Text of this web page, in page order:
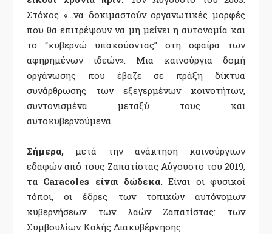
Στόχος «…να δοκιμαστούν οργανωτικές μορφές
που θα επιτρέψουν να μη μείνει η αυτονομία και
το “κυβερνώ υπακούοντας” στη σφαίρα των
αφηρημένων ιδεών». Μια καινούργια δομή
οργάνωσης που έβαζε σε πράξη δίκτυα
συνάρθρωσης των εξεγερμένων κοινοτήτων,
συντονισμένα μεταξύ τους και
αυτοκυβερνούμενα.
Σήμερα, μετά την ανάκτηση καινούργιων
εδαφών από τους Ζαπατίστας Αύγουστο του 2019,
τα Caracoles είναι δώδεκα. Είναι οι φυσικοί
τόποι, οι έδρες των τοπικών αυτόνομων
κυβερνήσεων των λαών Ζαπατίστας: των
Συμβουλίων Καλής Διακυβέρνησης.